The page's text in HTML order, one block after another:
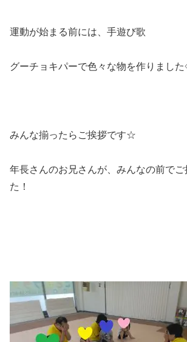
運動が始まる前には、手遊び歌
グーチョキパーで色々な物を作りまし
みんな揃ったらご挨拶です☆
年長さんのお兄さんが、みんなの前で
た！